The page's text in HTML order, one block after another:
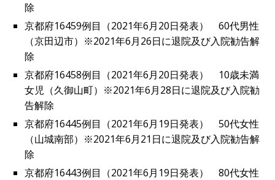
除
京都府16459例目（2021年6月20日発表） 60代男性
（京田辺市）※2021年6月26日に退院及び入院勧告解
除
京都府16458例目（2021年6月20日発表） 10歳未満
女児（久御山町）※2021年6月28日に退院及び入院勧
告解除
京都府16445例目（2021年6月19日発表） 50代女性
（山城南部）※2021年6月21日に退院及び入院勧告解
除
京都府16443例目（2021年6月19日発表） 80代女性